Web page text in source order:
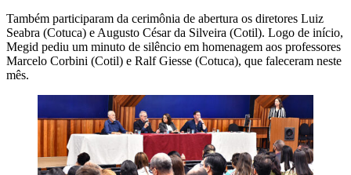
Também participaram da cerimônia de abertura os diretores Luiz
Seabra (Cotuca) e Augusto César da Silveira (Cotil). Logo de início,
Megid pediu um minuto de silêncio em homenagem aos professores
Marcelo Corbini (Cotil) e Ralf Giesse (Cotuca), que faleceram neste
mês.